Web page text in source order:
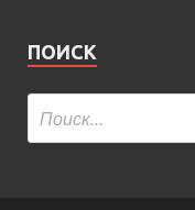
ПОИСК